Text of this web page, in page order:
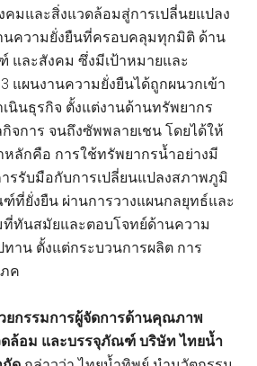
มและสิ่งแวดล้อมสู่การเปลี่นยแปลง
ความยั่งยืนที่ครอบคลุมทุกมิติ ด้าน
และสังคม ซึ่งมีเป้าหมายและ
แผนงานความยั่งยืนได้ถูกผนวกเข้า
นินธุรกิจ ตั้งแต่งานด้านทรัพยากร
จการ จนถึงซัพพลายเชน โดยได้ให้
ลักคือ การใช้ทรัพยากรน้ำอย่างมี
รรับมือกับการเปลี่ยนแปลงสภาพภูมิ
ที่ยั่งยืน ผ่านการวางแผนกลยุทธ์และ
ที่ทันสมัยและตอบโจทย์ด้านความ
าน ตั้งแต่กระบวนการผลิต การ
ค
ยกรรมการผู้จัดการด้านคุณภาพ
ล้อม และบรรจุภัณฑ์ บริษัท ไทยน้ำ